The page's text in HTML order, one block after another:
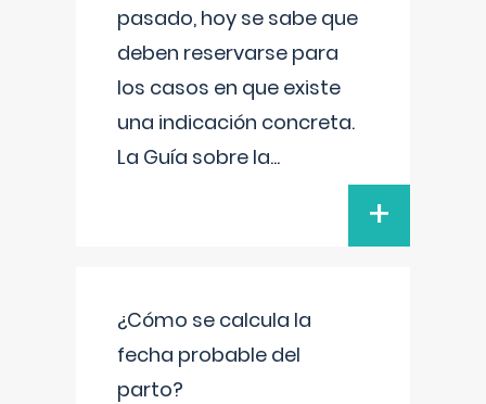
pasado, hoy se sabe que
deben reservarse para
los casos en que existe
una indicación concreta.
La Guía sobre la...
+
¿Cómo se calcula la
fecha probable del
parto?